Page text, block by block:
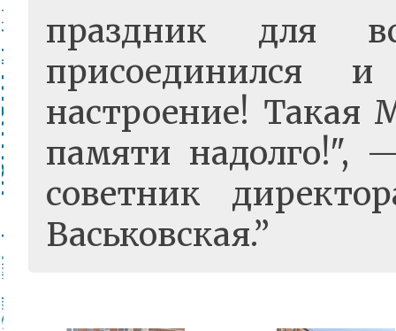
праздник для
присоединился
настроение! Такая
памяти надолго!",
советник
Васьковская.